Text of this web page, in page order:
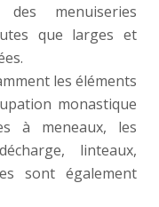
menuiseries
que larges et
les éléments
monastique
à meneaux, les
linteaux,
sont également